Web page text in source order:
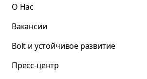
О Нас
Вакансии
Bolt и устойчивое развитие
Пресс-центр